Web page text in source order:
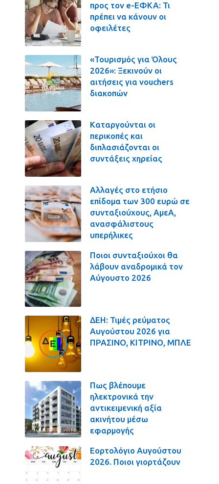
προς τον e-ΕΦΚΑ: Τι
πρέπει να κάνουν οι
οφειλέτες
«Τουρισμός για Όλους
2026»: Ξεκινούν οι
αιτήσεις για vouchers
διακοπών
Καταργούνται οι
περικοπές και
διπλασιάζονται οι
συντάξεις χηρείας
Αλλαγές στο ετήσιο
επίδομα των 300 ευρώ σε
συνταξιούχους, ΑμεΑ,
ανασφάλιστους
υπερήλικες
Ποιοι συνταξιούχοι θα
λάβουν αναδρομικά τον
Αύγουστο 2026
ΔΕΗ: Τιμές ρεύματος
Αυγούστου 2026 για
ΠΡΑΣΙΝΟ, ΚΙΤΡΙΝΟ, ΜΠΛΕ
Πως βλέπουμε
ηλεκτρονικά την
αντικειμενική αξία
ακινήτου μέσω
εφαρμογής
Εορτολόγιο Αυγούστου
2026. Ποιοι γιορτάζουν